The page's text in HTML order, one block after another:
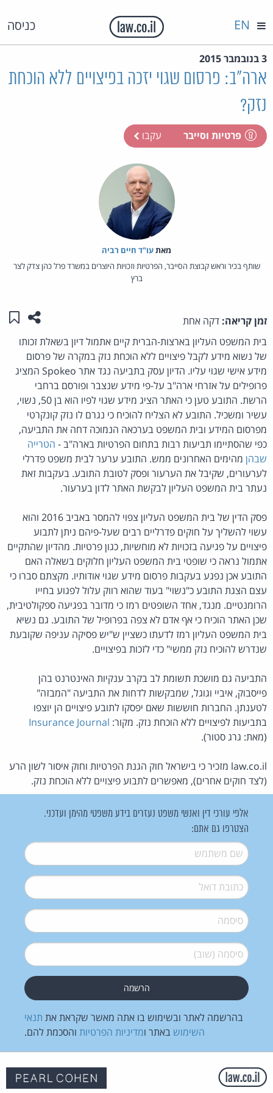
כניסה EN
3 בנובמבר 2015
ארה"ב: פרסום שגוי יזכה בפיצויים ללא הוכחת
נזק?
פרטיות וסייבר עקבו
מאת‏עו"ד חיים רביה
שותף בכיר וראש קבוצת הסייבר, הפרטיות וזכויות היוצרים במשרד פרל כהן צדק לצר
ברץ
זמן קריאה: דקה אחת שתפו
בית המשפט העליון בארצות-הברית קיים אתמול דיון בשאלת זכותו
של נשוא מידע לקבל פיצויים ללא הוכחת נזק במקרה של פרסום
מידע אישי שגוי עליו. הדיון עסק בתביעה נגד אתר Spokeo המציג
פרופילים על אזרחי ארה"ב על-פי מידע שנצבר ופורסם ברחבי
הרשת. התובע טען כי האתר הציג מידע שגוי לפיו הוא בן 50, נשוי,
עשיר ומשכיל. התובע לא הצליח להוכיח כי נגרם לו נזק קונקרטי
מפרסום המידע ובית המשפט בערכאה הנמוכה דחה את התביעה,
כפי שהסתיימו תביעות רבות בתחום הפרטיות בארה"ב - הטרייה
שבהן מהימים האחרונים ממש. התובע ערער לבית משפט פדרלי
לערעורים, שקיבל את הערעור ופסק לטובת התובע. בעקבות זאת
נעתר בית המשפט העליון לבקשת האתר לדון בערעור.
פסק הדין של בית המשפט העליון צפוי להמסר באביב 2016 והוא
עשוי להשליך על חוקים פדרליים רבים שעל-פיהם ניתן לתבוע
פיצויים על פגיעה בזכויות לא מוחשיות, כגון פרטיות. מהדיון שהתקיים
אתמול נראה כי שופטי בית המשפט העליון חלוקים בשאלה האם
התובע אכן נפגע בעקבות פרסום מידע שגוי אודותיו. מקצתם סברו כי
עצם הצגת התובע כ"נשוי" בעוד שהוא רווק עלול לפגוע בחייו
הרומנטיים. מנגד, אחד השופטים רמז כי מדובר בפגיעה ספקולטיבית,
שכן האתר הוכיח כי אף אדם לא צפה בפרופיל של התובע. גם נשיא
בית המשפט העליון רמז לדעתו כשציין ש"יש פסיקה עניפה שקובעת
שנדרש להוכיח נזק ממשי" כדי לזכות בפיצויים.
התביעה גם מושכת תשומת לב בקרב ענקיות האינטרנט בהן
פייסבוק, איביי וגוגל, שמבקשות לדחות את התביעה "המבזה"
לטענתן. החברות חוששות שאם יפסקו לתובע פיצויים הן יוצפו
בתביעות לפיצויים ללא הוכחת נזק. מקור: Insurance Journal
(מאת: גרג סטור).
law.co.il מזכיר כי בישראל חוק הגנת הפרטיות וחוק איסור לשון הרע
(לצד חוקים אחרים), מאפשרים לתבוע פיצויים ללא הוכחת נזק.
אלפי עורכי דין ואנשי משפט נעזרים בידע משפטי מהימן ועדכני.
הצטרפו גם אתם:
שם משתמש*
דואל*
סיסמה*
סיסמה (שוב)*
בהרשמה לאתר ובשימוש בו אתה מאשר שקראת את תנאי
השימוש באתר ומדיניות הפרטיות והסכמת להם.